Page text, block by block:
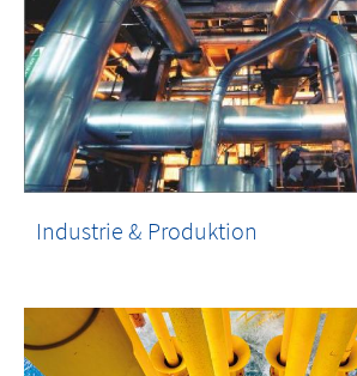
Intelligente
Betrieb und verbessert
Intelligente Videotechnologie
Betrieb und verbessert Ihre
Industrie & Produktion